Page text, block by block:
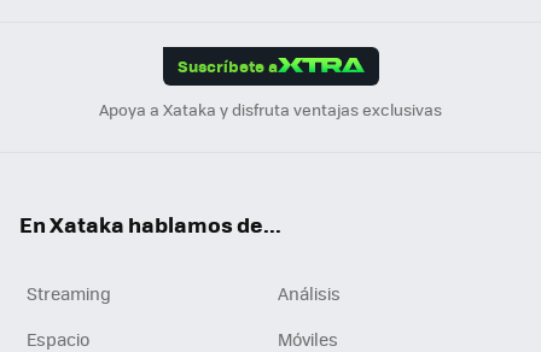
Suscríbete a
Apoya a Xataka y disfruta ventajas exclusivas
En Xataka hablamos de...
Streaming
Análisis
Espacio
Móviles